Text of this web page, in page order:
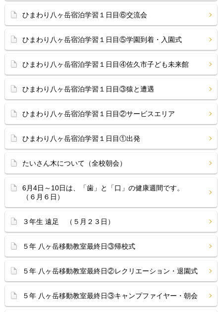
ひまわり八ヶ岳宿泊学習１日目⑥交流会
ひまわり八ヶ岳宿泊学習１日目⑤学園到着・入園式
ひまわり八ヶ岳宿泊学習１日目④佐久市子ども未来館
ひまわり八ヶ岳宿泊学習１日目③猿と遭遇
ひまわり八ヶ岳宿泊学習１日目②サービスエリア
ひまわり八ヶ岳宿泊学習１日目①出発
たいさん木について（全校朝会）
6月4日～10日は、「歯」と「口」の健康週間です。
（６月６日）
３年生 遠足 （５月２３日）
５年 八ヶ岳移動教室最終日③帰校式
５年 八ヶ岳移動教室最終日②レクリエーション・退園式
５年 八ヶ岳移動教室最終日③キャンプファイヤー・朝会